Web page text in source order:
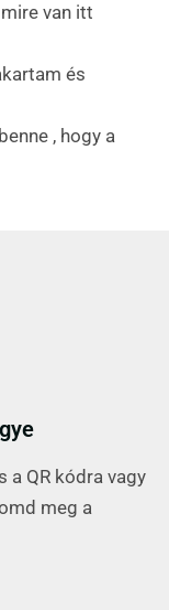
van itt
és
, hogy a
a QR kódra vagy
meg a